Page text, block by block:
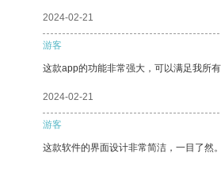
2024-02-21
游客
这款app的功能非常强大，可以满足我所
2024-02-21
游客
这款软件的界面设计非常简洁，一目了然。